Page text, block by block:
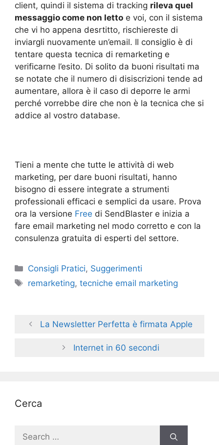
client, quindi il sistema di tracking rileva quel
messaggio come non letto e voi, con il sistema
che vi ho appena desrtitto, rischiereste di
inviargli nuovamente un’email. Il consiglio è di
tentare questa tecnica di remarketing e
verificarne l’esito. Di solito da buoni risultati ma
se notate che il numero di disiscrizioni tende ad
aumentare, allora è il caso di deporre le armi
perché vorrebbe dire che non è la tecnica che si
addice al vostro database.
Tieni a mente che tutte le attività di web
marketing, per dare buoni risultati, hanno
bisogno di essere integrate a strumenti
professionali efficaci e semplici da usare. Prova
ora la versione Free di SendBlaster e inizia a
fare email marketing nel modo corretto e con la
consulenza gratuita di esperti del settore.
Categories
Consigli Pratici, Suggerimenti
Tags
remarketing,tecniche email marketing
La Newsletter Perfetta è firmata Apple
Internet in 60 secondi
Cerca
Search